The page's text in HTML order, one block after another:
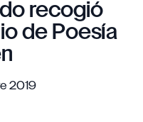
recogió
de Poesía
2019